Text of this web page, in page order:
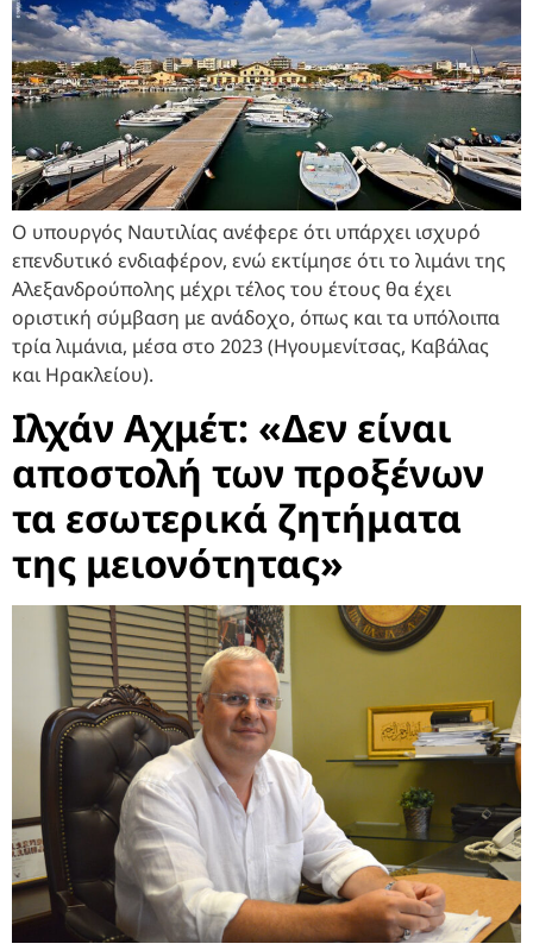
Ο υπουργός Ναυτιλίας ανέφερε ότι υπάρχει ισχυρό
επενδυτικό ενδιαφέρον, ενώ εκτίμησε ότι το λιμάνι της
Αλεξανδρούπολης μέχρι τέλος του έτους θα έχει
οριστική σύμβαση με ανάδοχο, όπως και τα υπόλοιπα
τρία λιμάνια, μέσα στο 2023 (Ηγουμενίτσας, Καβάλας
και Ηρακλείου).
Ιλχάν Αχμέτ: «Δεν είναι
αποστολή των προξένων
τα εσωτερικά ζητήματα
της μειονότητας»